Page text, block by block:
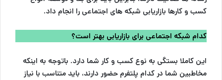
کسب و کارها بازاریابی شبکه های اجتماعی را انجام داد.
کدام شبکه اجتماعی برای بازاریابی بهتر است؟
این کاملا بستگی به نوع کسب و کار شما دارد. باتوجه به اینکه
مخاطبین شما در کدام پلتفرم حضور دارند، باید متناسب با نیاز